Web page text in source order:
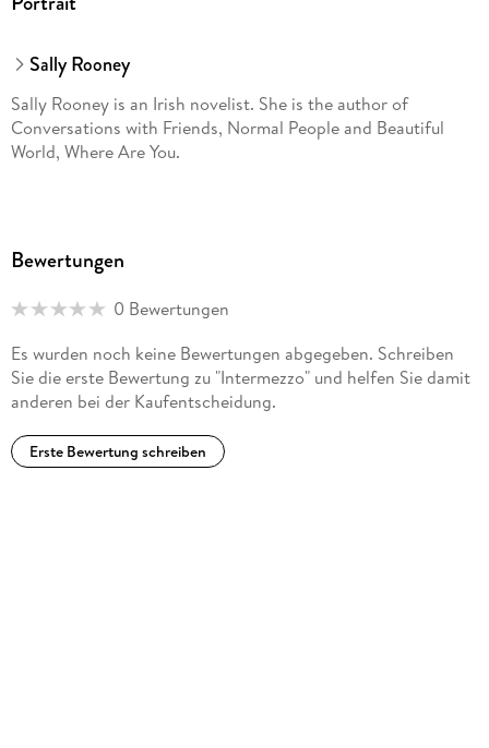
'I'm envious of anyone yet to read this, you're in for a treat.'
'The characters are brilliant; complex, heartful, raw and
impactful.' S. Payne
30/09/2024
Sally Rooney
Sally Rooney is an Irish novelist. She is the author of
Conversations with Friends, Normal People and Beautiful
World, Where Are You.
Bewertungen
0 Bewertungen
Es wurden noch keine Bewertungen abgegeben. Schreiben
Sie die erste Bewertung zu "Intermezzo" und helfen Sie damit
anderen bei der Kaufentscheidung.
Erste Bewertung schreiben